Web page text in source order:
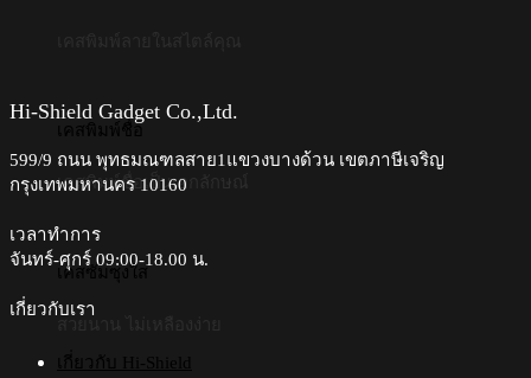
เคสพิมพ์ชื่อ
เคสพิมพ์ชื่อเป็นเอกลักษณ์
เคสซัมซุงใส
Hi-Shield Gadget Co.,Ltd.
599/9 ถนน พุทธมณฑลสาย1แขวงบางด้วน เขตภาษีเจริญ
กรุงเทพมหานคร 10160
เวลาทำการ
จันทร์-ศุกร์ 09:00-18.00 น.​
เกี่ยวกับเรา
เกี่ยวกับ Hi-Shield